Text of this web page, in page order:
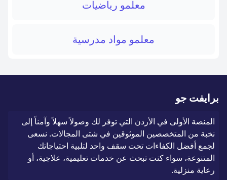
معلمو رياضيات
معلمو مواد مدرسية
برايفت جو
المنصة الأولى في الأردن التي توفر لك وصولاً سهلاً وآمناً إلى
نخبة من المتخصصين الموثوقين في شتى المجالات. نسعى
لجمع أفضل الكفاءات تحت سقف واحد لتلبية احتياجاتك
المتنوعة، سواء كنت تبحث عن خدمات تعليمية، علاجية، أو
رعاية منزلية.